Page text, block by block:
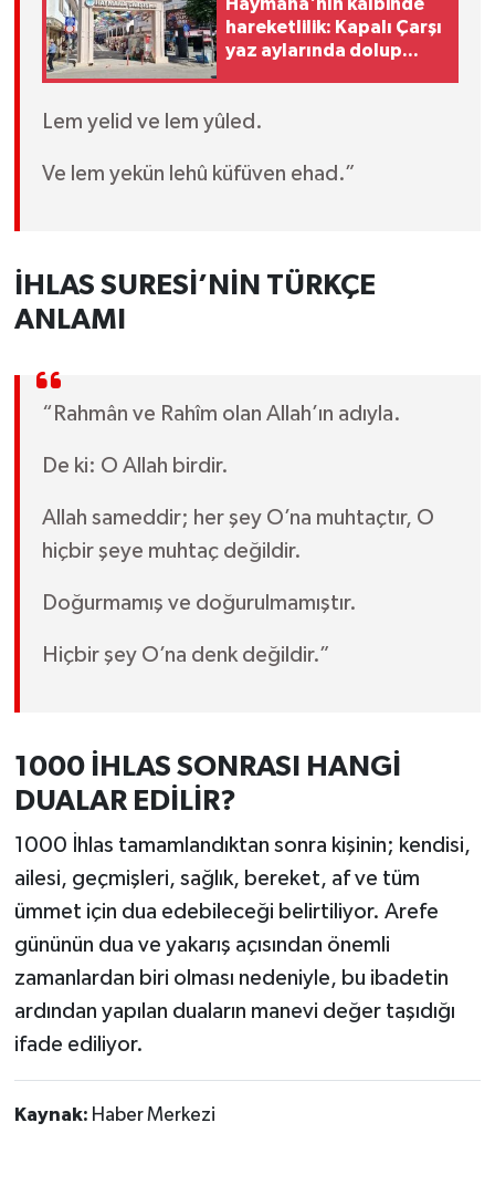
Haymana'nın kalbinde
hareketlilik: Kapalı Çarşı
yaz aylarında dolup
Lem yelid ve lem yûled.
Ve lem yekün lehû küfüven ehad.”
İHLAS SURESİ’NİN TÜRKÇE
ANLAMI
“Rahmân ve Rahîm olan Allah’ın adıyla.
De ki: O Allah birdir.
Allah sameddir; her şey O’na muhtaçtır, O
hiçbir şeye muhtaç değildir.
Doğurmamış ve doğurulmamıştır.
Hiçbir şey O’na denk değildir.”
1000 İHLAS SONRASI HANGİ
DUALAR EDİLİR?
1000 İhlas tamamlandıktan sonra kişinin; kendisi,
ailesi, geçmişleri, sağlık, bereket, af ve tüm
ümmet için dua edebileceği belirtiliyor. Arefe
gününün dua ve yakarış açısından önemli
zamanlardan biri olması nedeniyle, bu ibadetin
ardından yapılan duaların manevi değer taşıdığı
ifade ediliyor.
Kaynak: Haber Merkezi